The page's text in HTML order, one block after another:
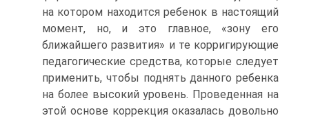
на котором находится ребенок в настоящий
момент, но, и это главное, «зону его
ближайшего развития» и те корригирующие
педагогические средства, которые следует
применить, чтобы поднять данного ребенка
на более высокий уровень. Проведенная на
этой основе коррекция оказалась довольно